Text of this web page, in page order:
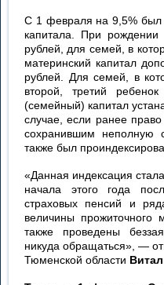
С 1 февраля на 9,5% был
капитала. При
рублей, для семей, в
материнский капитал
рублей. Для семей, в
второй, третий
(семейный) капитал
случае, если ранее
сохранившим неполную
также был
«Данная индексация
начала этого года
страховых пенсий и
величины
также проведены
никуда обращаться», —
Тюменской области